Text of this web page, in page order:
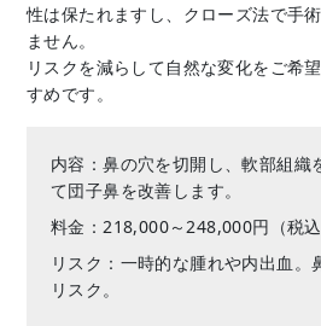
性は保たれますし、クローズ法で手
ません。
リスクを減らして自然な変化をご希
すめです。
内容：鼻の穴を切開し、軟部組織
て団子鼻を改善します。
料金：218,000～248,000円（税込
リスク：一時的な腫れや内出血。
リスク。